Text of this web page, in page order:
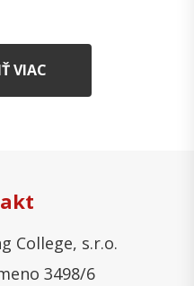
VIAC
College, s.r.o.
3498/6